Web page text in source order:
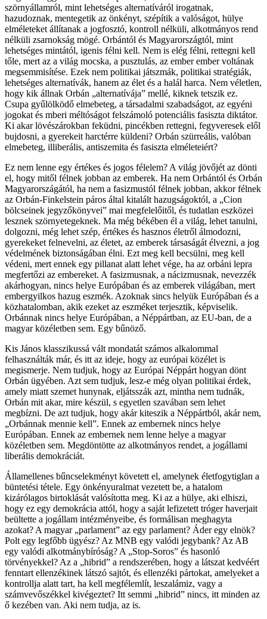
szörnyállamról, mint lehetséges alternatíváról irogatnak,
hazudoznak, mentegetik az önkényt, szépítik a valóságot, hülye
elméleteket állítanak a jogfosztó, kontroll nélküli, alkotmányos rend
nélküli zsarnokság mögé. Orbántól és Magyarországtól, mint
lehetséges mintától, igenis félni kell. Nem is elég félni, rettegni kell
tőle, mert az a világ mocska, a pusztulás, az ember ember voltának
megsemmisítése. Ezek nem politikai játszmák, politikai stratégiák,
lehetséges alternatívák, hanem az élet és a halál harca. Nem véletlen,
hogy kik állnak Orbán „alternatívája” mellé, kiknek tetszik ez.
Csupa gyűlölködő elmebeteg, a társadalmi szabadságot, az egyéni
jogokat és mberi méltóságot felszámoló potenciális fasiszta diktátor.
Ki akar lövészárokban feküdni, pincékben rettegni, fegyveresek elől
bujdosni, a gyerekeit harctérre küldeni? Orbán szürreális, valóban
elmebeteg, illiberális, antiszemita és fasiszta elméleteiért?
Ez nem lenne egy értékes és jogos félelem? A világ jövőjét az dönti
el, hogy mitől félnek jobban az emberek. Ha nem Orbántól és Orbán
Magyarországától, ha nem a fasizmustól félnek jobban, akkor félnek
az Orbán-Finkelstein páros által kitalált hazugságoktól, a „Cion
bölcseinek jegyzőkönyvei” mai megfelelőitől, és tudatlan eszközei
lesznek szörnyetegeknek. Ma még békében él a világ, lehet tanulni,
dolgozni, még lehet szép, értékes és hasznos életről álmodozni,
gyerekeket felnevelni, az életet, az emberek társaságát élvezni, a jog
védelmének biztonságában élni. Ezt meg kell becsülni, meg kell
védeni, mert ennek egy pillanat alatt lehet vége, ha az orbáni lepra
megfertőzi az embereket. A fasizmusnak, a nácizmusnak, nevezzék
akárhogyan, nincs helye Európában és az emberek világában, mert
embergyilkos hazug eszmék. Azoknak sincs helyük Európában és a
közhatalomban, akik ezeket az eszméket terjesztik, képviselik.
Orbánnak nincs helye Európában, a Néppártban, az EU-ban, de a
magyar közéletben sem. Egy bűnöző.
Kis János klasszikussá vált mondatát számos alkalommal
felhasználták már, és itt az ideje, hogy az európai közélet is
megismerje. Nem tudjuk, hogy az Európai Néppárt hogyan dönt
Orbán ügyében. Azt sem tudjuk, lesz-e még olyan politikai érdek,
amely miatt szemet hunynak, eljátsszák azt, mintha nem tudnák,
Orbán mit akar, mire készül, s egyetlen szavában sem lehet
megbízni. De azt tudjuk, hogy akár kiteszik a Néppártból, akár nem,
„Orbánnak mennie kell”. Ennek az embernek nincs helye
Európában. Ennek az embernek nem lenne helye a magyar
közéletben sem. Megdöntötte az alkotmányos rendet, a jogállami
liberális demokráciát.
Államellenes bűncselekményt követett el, amelynek életfogytiglan a
büntetési tétele. Egy önkényuralmat vezetett be, a hatalom
kizárólagos birtoklását valósította meg. Ki az a hülye, aki elhiszi,
hogy ez egy demokrácia attól, hogy a saját lefizetett tróger haverjait
beültette a jogállam intézményeibe, és formálisan meghagyta
azokat? A magyar „parlament” az egy parlament? Áder egy elnök?
Polt egy legfőbb ügyész? Az MNB egy valódi jegybank? Az AB
egy valódi alkotmánybíróság? A „Stop-Soros” és hasonló
törvényekkel? Az a „hibrid” a rendszerében, hogy a látszat kedvéért
fenntart ellenzékinek látszó sajtót, és ellenzéki pártokat, amelyeket a
kontrollja alatt tart, ha kell megfélemlít, leszalámiz, vagy a
számvevőszékkel kivégeztet? Itt semmi „hibrid” nincs, itt minden az
ő kezében van. Aki nem tudja, az is.